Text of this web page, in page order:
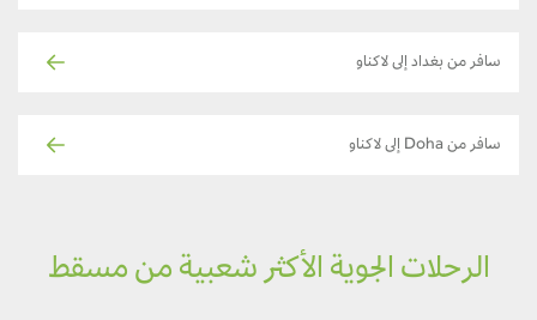
سافر من بغداد إلى لاكناو
سافر من Doha إلى لاكناو
الرحلات الجوية الأكثر شعبية من مسقط